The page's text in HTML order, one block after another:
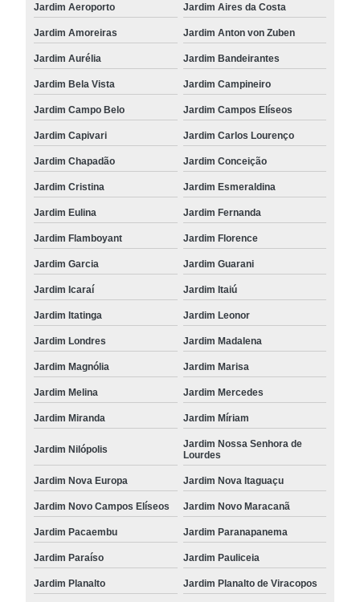
Jardim Aeroporto Jardim Aires da Costa
Jardim Amoreiras Jardim Anton von Zuben
Jardim Aurélia Jardim Bandeirantes
Jardim Bela Vista Jardim Campineiro
Jardim Campo Belo Jardim Campos Elíseos
Jardim Capivari Jardim Carlos Lourenço
Jardim Chapadão Jardim Conceição
Jardim Cristina Jardim Esmeraldina
Jardim Eulina Jardim Fernanda
Jardim Flamboyant Jardim Florence
Jardim Garcia Jardim Guarani
Jardim Icaraí Jardim Itaiú
Jardim Itatinga Jardim Leonor
Jardim Londres Jardim Madalena
Jardim Magnólia Jardim Marisa
Jardim Melina Jardim Mercedes
Jardim Miranda Jardim Míriam
Jardim Nilópolis
Jardim Nossa Senhora de
Lourdes
Jardim Nova Europa Jardim Nova Itaguaçu
Jardim Novo Campos Elíseos Jardim Novo Maracanã
Jardim Pacaembu Jardim Paranapanema
Jardim Paraíso Jardim Pauliceia
Jardim Planalto Jardim Planalto de Viracopos